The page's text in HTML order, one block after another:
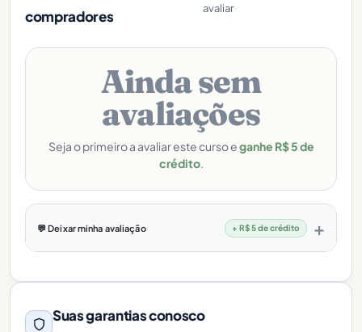
compradores
avaliar
Ainda sem
avaliações
Seja o primeiro a avaliar este curso eganhe R$ 5 de
crédito.
💬 Deixar minha avaliação + R$ 5 de crédito
Suas garantias conosco